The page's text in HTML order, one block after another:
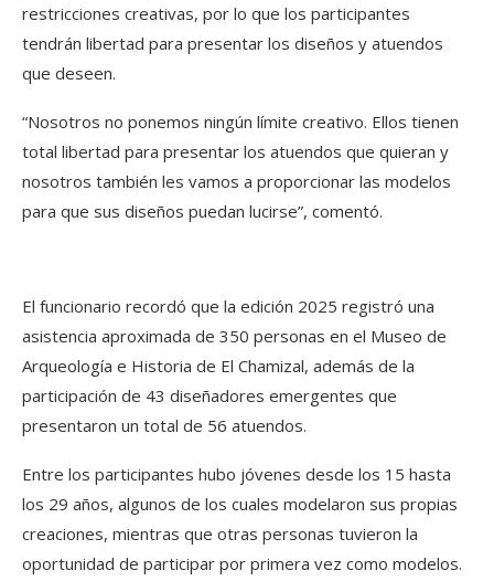
restricciones creativas, por lo que los participantes
tendrán libertad para presentar los diseños y atuendos
que deseen.
“Nosotros no ponemos ningún límite creativo. Ellos tienen
total libertad para presentar los atuendos que quieran y
nosotros también les vamos a proporcionar las modelos
para que sus diseños puedan lucirse”, comentó.
El funcionario recordó que la edición 2025 registró una
asistencia aproximada de 350 personas en el Museo de
Arqueología e Historia de El Chamizal, además de la
participación de 43 diseñadores emergentes que
presentaron un total de 56 atuendos.
Entre los participantes hubo jóvenes desde los 15 hasta
los 29 años, algunos de los cuales modelaron sus propias
creaciones, mientras que otras personas tuvieron la
oportunidad de participar por primera vez como modelos.